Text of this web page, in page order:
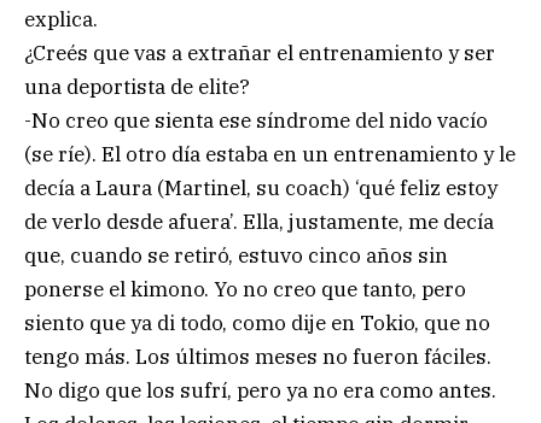
explica.
¿Creés que vas a extrañar el entrenamiento y ser
una deportista de elite?
-No creo que sienta ese síndrome del nido vacío
(se ríe). El otro día estaba en un entrenamiento y le
decía a Laura (Martinel, su coach) ‘qué feliz estoy
de verlo desde afuera’. Ella, justamente, me decía
que, cuando se retiró, estuvo cinco años sin
ponerse el kimono. Yo no creo que tanto, pero
siento que ya di todo, como dije en Tokio, que no
tengo más. Los últimos meses no fueron fáciles.
No digo que los sufrí, pero ya no era como antes.